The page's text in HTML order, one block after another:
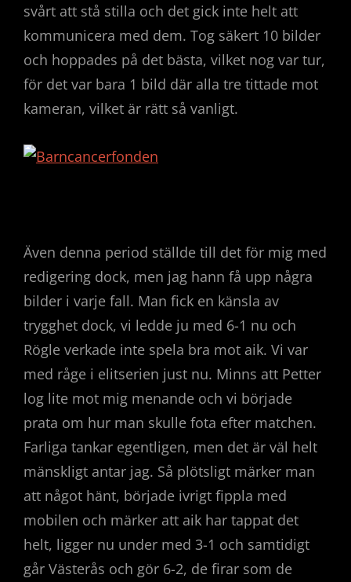
svårt att stå stilla och det gick inte helt att
kommunicera med dem. Tog säkert 10 bilder
och hoppades på det bästa, vilket nog var tur,
för det var bara 1 bild där alla tre tittade mot
kameran, vilket är rätt så vanligt.
Även denna period ställde till det för mig med
redigering dock, men jag hann få upp några
bilder i varje fall. Man fick en känsla av
trygghet dock, vi ledde ju med 6-1 nu och
Rögle verkade inte spela bra mot aik. Vi var
med råge i elitserien just nu. Minns att Petter
log lite mot mig menande och vi började
prata om hur man skulle fota efter matchen.
Farliga tankar egentligen, men det är väl helt
mänskligt antar jag. Så plötsligt märker man
att något hänt, började ivrigt fippla med
mobilen och märker att aik har tappat det
helt, ligger nu under med 3-1 och samtidigt
går Västerås och gör 6-2, de firar som de